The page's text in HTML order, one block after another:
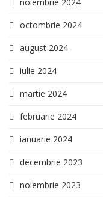
octombrie 2024
august 2024
iulie 2024
martie 2024
februarie 2024
ianuarie 2024
decembrie 2023
noiembrie 2023